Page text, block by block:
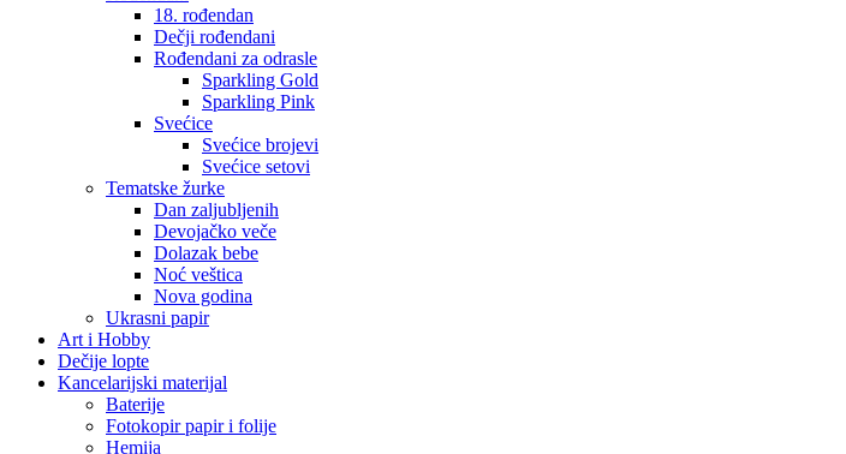
18. rođendan
Dečji rođendani
Rođendani za odrasle
Sparkling Gold
Sparkling Pink
Svećice
Svećice brojevi
Svećice setovi
Tematske žurke
Dan zaljubljenih
Devojačko veče
Dolazak bebe
Noć veštica
Nova godina
Ukrasni papir
Art i Hobby
Dečije lopte
Kancelarijski materijal
Baterije
Fotokopir papir i folije
Hemija